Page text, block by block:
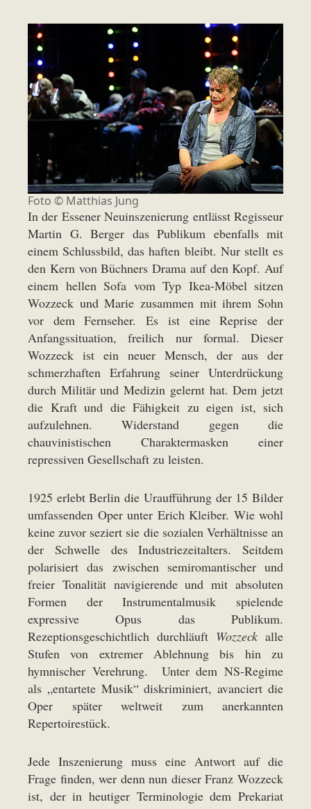
Foto © Matthias Jung
In der Essener Neuinszenierung entlässt Regisseur
Martin G. Berger das Publikum ebenfalls mit
einem Schlussbild, das haften bleibt. Nur stellt es
den Kern von Büchners Drama auf den Kopf. Auf
einem hellen Sofa vom Typ Ikea-Möbel sitzen
Wozzeck und Marie zusammen mit ihrem Sohn
vor dem Fernseher. Es ist eine Reprise der
Anfangssituation, freilich nur formal. Dieser
Wozzeck ist ein neuer Mensch, der aus der
schmerzhaften Erfahrung seiner Unterdrückung
durch Militär und Medizin gelernt hat. Dem jetzt
die Kraft und die Fähigkeit zu eigen ist, sich
aufzulehnen. Widerstand gegen die
chauvinistischen Charaktermasken einer
repressiven Gesellschaft zu leisten.
1925 erlebt Berlin die Uraufführung der 15 Bilder
umfassenden Oper unter Erich Kleiber. Wie wohl
keine zuvor seziert sie die sozialen Verhältnisse an
der Schwelle des Industriezeitalters. Seitdem
polarisiert das zwischen semiromantischer und
freier Tonalität navigierende und mit absoluten
Formen der Instrumentalmusik spielende
expressive Opus das Publikum.
Rezeptionsgeschichtlich durchläuft Wozzeck alle
Stufen von extremer Ablehnung bis hin zu
hymnischer Verehrung. Unter dem NS-Regime
als „entartete Musik“ diskriminiert, avanciert die
Oper später weltweit zum anerkannten
Repertoirestück.
Jede Inszenierung muss eine Antwort auf die
Frage finden, wer denn nun dieser Franz Wozzeck
ist, der in heutiger Terminologie dem Prekariat